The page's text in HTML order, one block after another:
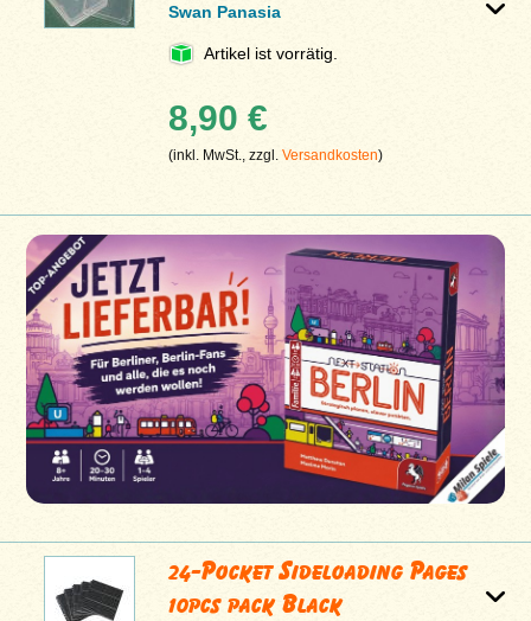
Swan Panasia
Artikel ist vorrätig.
8,90 €
(inkl. MwSt., zzgl.Versandkosten)
24-Pocket Sideloading Pages
10pcs pack Black